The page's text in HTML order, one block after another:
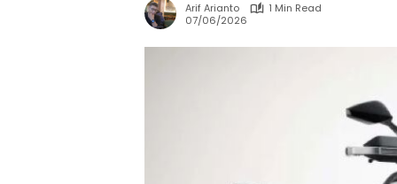
Arif Arianto
1 Min Read
07/06/2026